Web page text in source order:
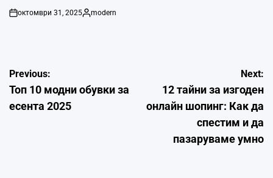
on
октомври 31, 2025
Posted
modern
Навигация
Previous:
Топ 10 модни обувки за
есента 2025
Next:
12 тайни за изгоден
онлайн шопинг: Как да
спестим и да
пазаруваме умно